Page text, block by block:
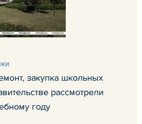
закупка школьных
рассмотрели
году